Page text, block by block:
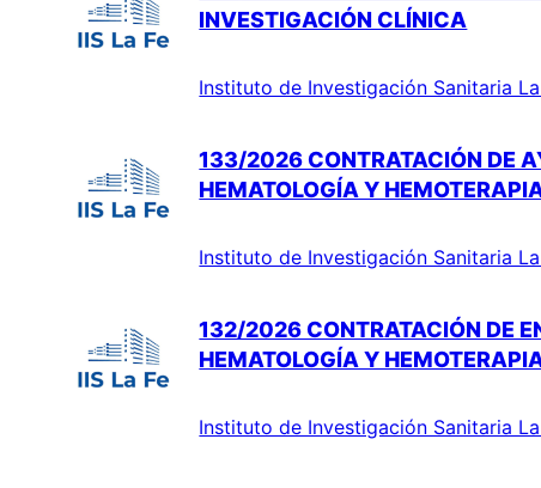
INVESTIGACIÓN CLÍNICA
Instituto de Investigación Sanitaria La
133/2026 CONTRATACIÓN DE
HEMATOLOGÍA Y
Instituto de Investigación Sanitaria La
132/2026 CONTRATACIÓN DE
HEMATOLOGÍA Y
Instituto de Investigación Sanitaria La